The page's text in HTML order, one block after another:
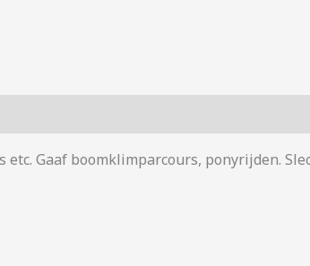
Gaaf boomklimparcours, ponyrijden.